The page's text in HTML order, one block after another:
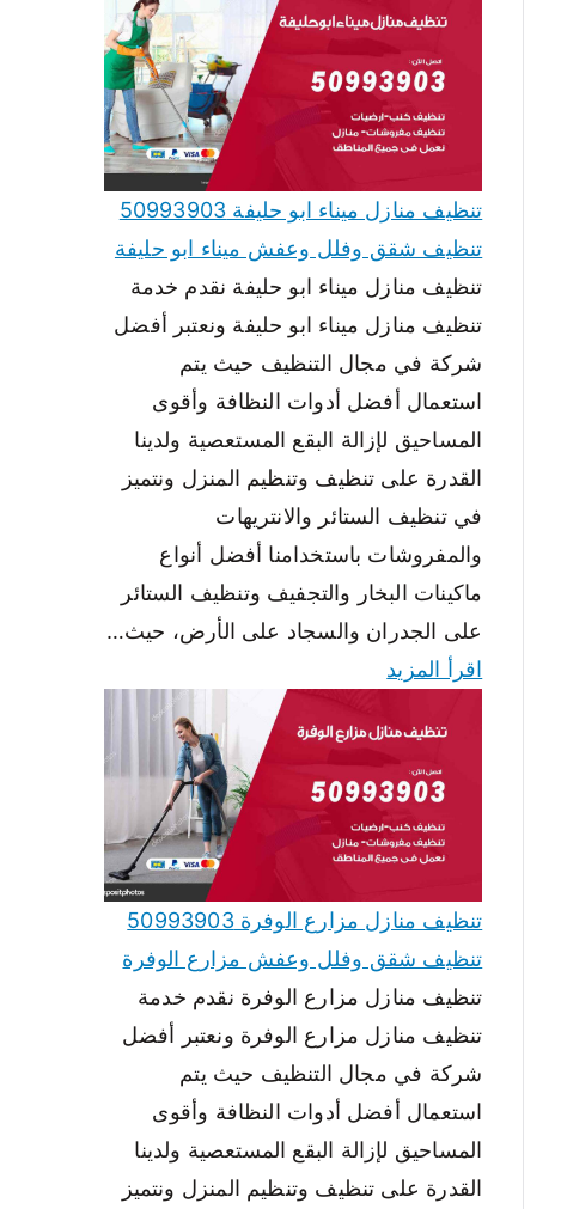
تنظيف منازل ميناء ابو حليفة 50993903
تنظيف شقق وفلل وعفش ميناء ابو حليفة
تنظيف منازل ميناء ابو حليفة نقدم خدمة
تنظيف منازل ميناء ابو حليفة ونعتبر أفضل
شركة في مجال التنظيف حيث يتم
استعمال أفضل أدوات النظافة وأقوى
المساحيق لإزالة البقع المستعصية ولدينا
القدرة على تنظيف وتنظيم المنزل ونتميز
في تنظيف الستائر والانتريهات
والمفروشات باستخدامنا أفضل أنواع
ماكينات البخار والتجفيف وتنظيف الستائر
على الجدران والسجاد على الأرض، حيث…
اقرأ المزيد
تنظيف منازل مزارع الوفرة 50993903
تنظيف شقق وفلل وعفش مزارع الوفرة
تنظيف منازل مزارع الوفرة نقدم خدمة
تنظيف منازل مزارع الوفرة ونعتبر أفضل
شركة في مجال التنظيف حيث يتم
استعمال أفضل أدوات النظافة وأقوى
المساحيق لإزالة البقع المستعصية ولدينا
القدرة على تنظيف وتنظيم المنزل ونتميز